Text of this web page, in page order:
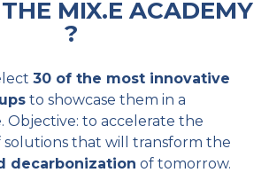
MIX.E ACADEMY
?
30 of the most innovative
to showcase them in a
Objective: to accelerate the
that will transform the
decarbonization of tomorrow.